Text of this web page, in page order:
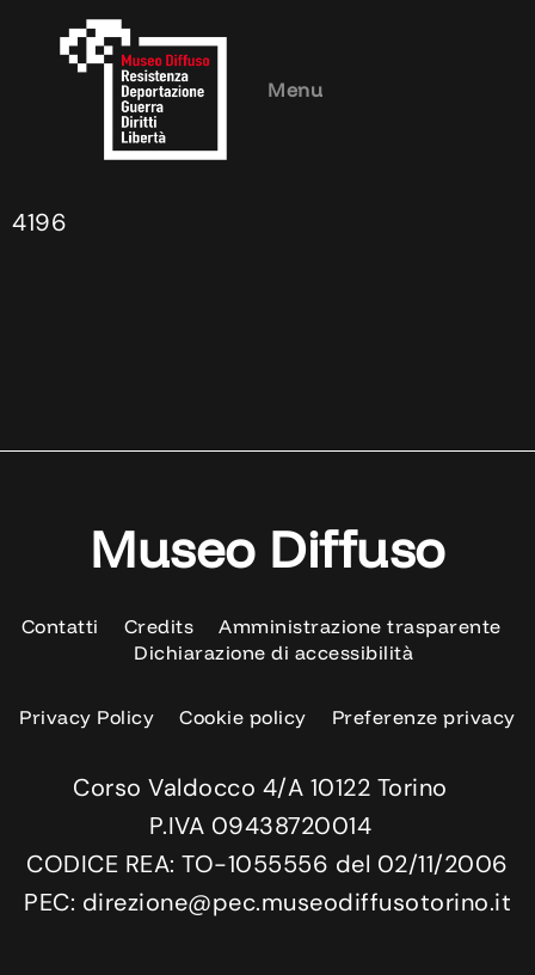
Menu
4196
Museo Diffuso
Contatti Credits
Amministrazione trasparente
Dichiarazione di accessibilità
Privacy Policy Cookie policy Preferenze privacy
Corso Valdocco 4/A 10122 Torino
P.IVA 09438720014
CODICE REA: TO-1055556 del 02/11/2006
PEC: direzione@pec.museodiffusotorino.it